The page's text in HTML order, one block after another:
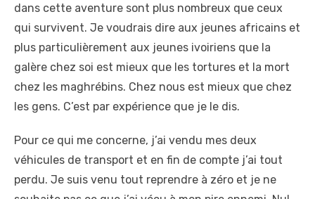
dans cette aventure sont plus nombreux que ceux
qui survivent. Je voudrais dire aux jeunes africains et
plus particulièrement aux jeunes ivoiriens que la
galère chez soi est mieux que les tortures et la mort
chez les maghrébins. Chez nous est mieux que chez
les gens. C’est par expérience que je le dis.
Pour ce qui me concerne, j’ai vendu mes deux
véhicules de transport et en fin de compte j’ai tout
perdu. Je suis venu tout reprendre à zéro et je ne